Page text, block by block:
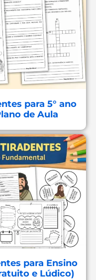
para 5° ano
de Aula
para Ensino
e Lúdico)